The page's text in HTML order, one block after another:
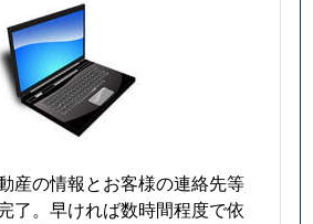
産の情報とお客様の連絡先等
了。早ければ数時間程度で依